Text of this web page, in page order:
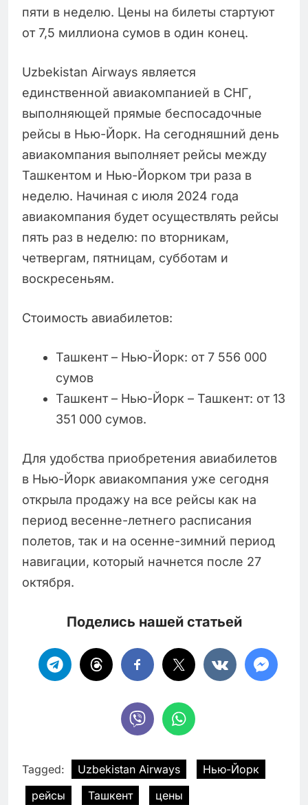
пяти в неделю. Цены на билеты стартуют
от 7,5 миллиона сумов в один конец.
Uzbekistan Airways является
единственной авиакомпанией в СНГ,
выполняющей прямые беспосадочные
рейсы в Нью-Йорк. На сегодняшний день
авиакомпания выполняет рейсы между
Ташкентом и Нью-Йорком три раза в
неделю. Начиная с июля 2024 года
авиакомпания будет осуществлять рейсы
пять раз в неделю: по вторникам,
четвергам, пятницам, субботам и
воскресеньям.
Стоимость авиабилетов:
Ташкент – Нью-Йорк: от 7 556 000
сумов
Ташкент – Нью-Йорк – Ташкент: от 13
351 000 сумов.
Для удобства приобретения авиабилетов
в Нью-Йорк авиакомпания уже сегодня
открыла продажу на все рейсы как на
период весенне-летнего расписания
полетов, так и на осенне-зимний период
навигации, который начнется после 27
октября.
Поделись нашей статьей
Tagged: Uzbekistan Airways
Нью-Йорк
рейсы
Ташкент цены